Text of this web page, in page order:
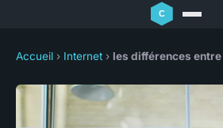
Accueil › Internet › les différences entre